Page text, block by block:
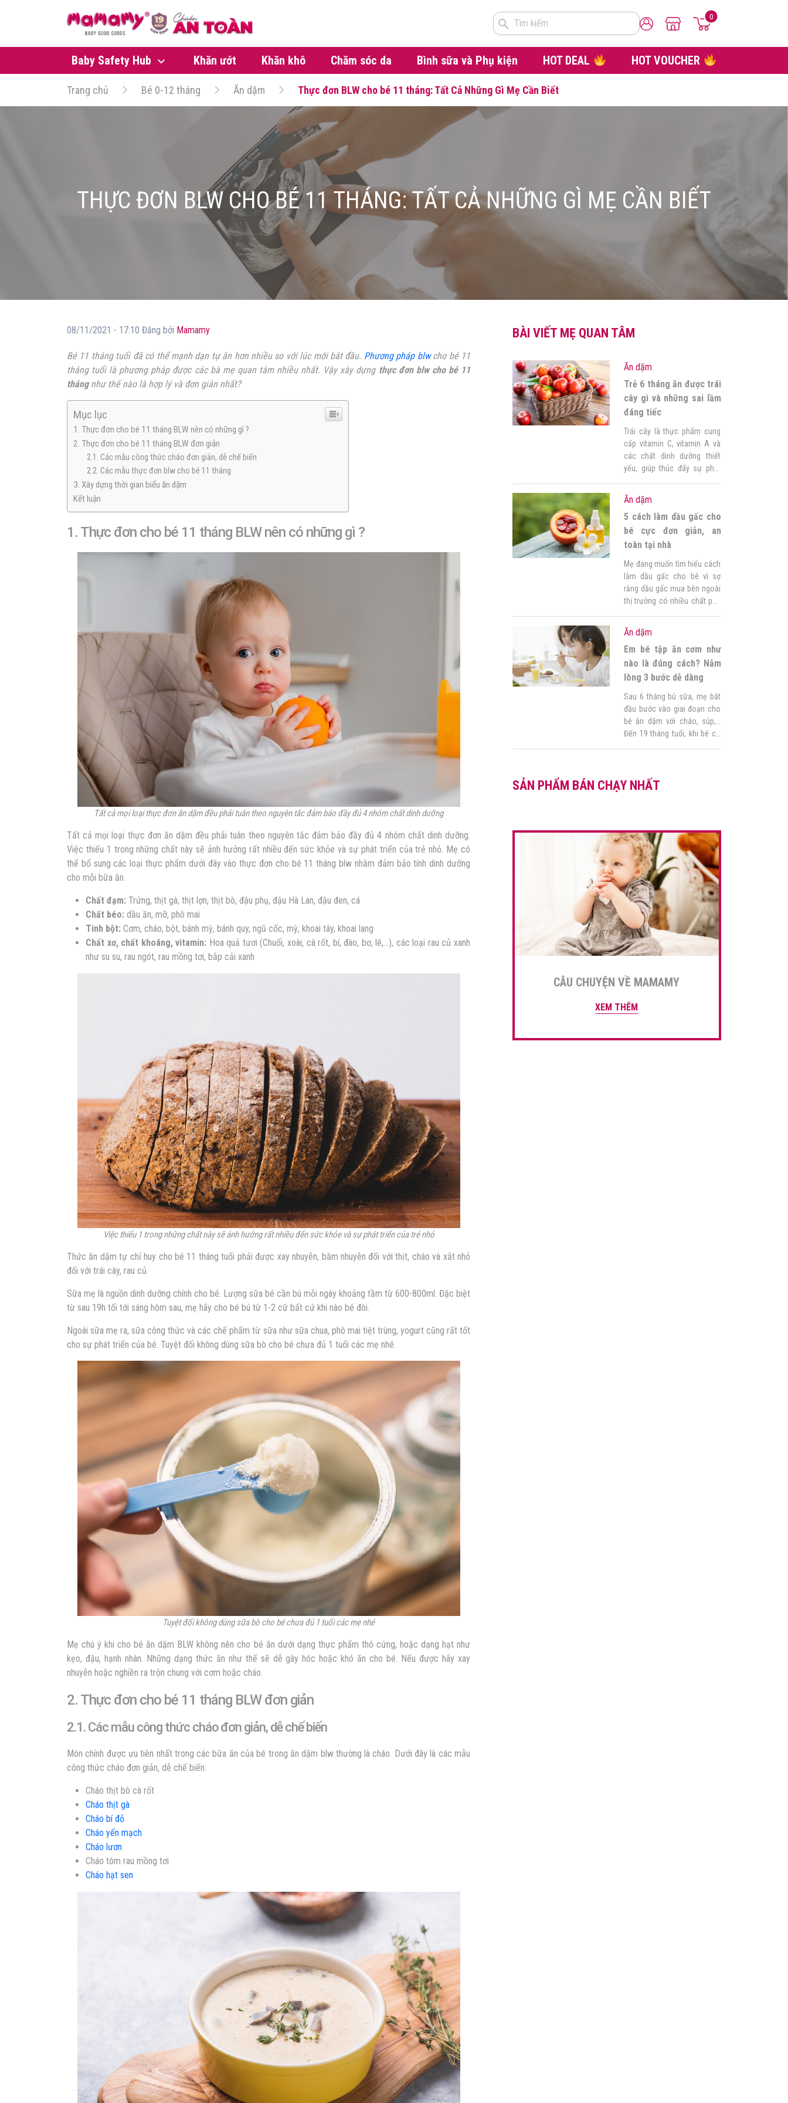
Tìm kiếm
0
Baby Safety Hub Khăn ướt Khăn khô Chăm sóc da Bình sữa và Phụ kiện HOT DEAL HOT VOUCHER
Trang chủ Bé 0-12 tháng Ăn dặm Thực đơn BLW cho bé 11 tháng: Tất Cả Những Gì Mẹ Cần Biết
THỰC ĐƠN BLW CHO BÉ 11 THÁNG: TẤT CẢ NHỮNG GÌ MẸ CẦN BIẾT
08/11/2021 - 17:10 Đăng bởi Mamamy
Bé 11 tháng tuổi đã có thể mạnh dạn tự ăn hơn nhiều so với lúc mới bắt đầu. Phương pháp blwcho bé 11
tháng tuổi là phương pháp được các bà mẹ quan tâm nhiều nhất. Vậy xây dựng thực đơn blw cho bé 11
thángnhư thế nào là hợp lý và đơn giản nhất?
Mục lục
1. Thực đơn cho bé 11 tháng BLW nên có những gì ?
2. Thực đơn cho bé 11 tháng BLW đơn giản
2.1. Các mẫu công thức cháo đơn giản, dễ chế biến
2.2. Các mẫu thực đơn blw cho bé 11 tháng
3. Xây dựng thời gian biểu ăn dặm
Kết luận
1. Thực đơn cho bé 11 tháng BLW nên có những gì ?
Tất cả mọi loại thực đơn ăn dặm đều phải tuân theo nguyên tắc đảm bảo đầy đủ 4 nhóm chất dinh dưỡng
Tất cả mọi loại thực đơn ăn dặm đều phải tuân theo nguyên tắc đảm bảo đầy đủ 4 nhóm chất dinh dưỡng.
Việc thiếu 1 trong những chất này sẽ ảnh hưởng rất nhiều đến sức khỏe và sự phát triển của trẻ nhỏ. Mẹ có
thể bổ sung các loại thực phẩm dưới đây vào thực đơn cho bé 11 tháng blw nhằm đảm bảo tính dinh dưỡng
cho mỗi bữa ăn.
Chất đạm: Trứng, thịt gà, thịt lợn, thịt bò, đậu phụ, đậu Hà Lan, đậu đen, cá
Chất béo: dầu ăn, mỡ, phô mai
Tinh bột: Cơm, cháo, bột, bánh mỳ, bánh quy, ngũ cốc, mỳ, khoai tây, khoai lang
Chất xơ, chất khoáng, vitamin: Hoa quả tươi (Chuối, xoài, cà rốt, bí, đào, bơ, lê,…), các loại rau củ xanh
như su su, rau ngót, rau mồng tơi, bắp cải xanh
Việc thiếu 1 trong những chất này sẽ ảnh hưởng rất nhiều đến sức khỏe và sự phát triển của trẻ nhỏ
Thức ăn dặm tự chỉ huy cho bé 11 tháng tuổi phải được xay nhuyễn, băm nhuyễn đối với thịt, cháo và xắt nhỏ
đối với trái cây, rau củ.
Sữa mẹ là nguồn dinh dưỡng chính cho bé. Lượng sữa bé cần bú mỗi ngày khoảng tầm từ 600-800ml. Đặc biệt
từ sau 19h tối tới sáng hôm sau, mẹ hãy cho bé bú từ 1-2 cữ bất cứ khi nào bé đòi.
Ngoài sữa mẹ ra, sữa công thức và các chế phẩm từ sữa như sữa chua, phô mai tiệt trùng, yogurt cũng rất tốt
cho sự phát triển của bé. Tuyệt đối không dùng sữa bò cho bé chưa đủ 1 tuổi các mẹ nhé.
Tuyệt đối không dùng sữa bò cho bé chưa đủ 1 tuổi các mẹ nhé
Mẹ chú ý khi cho bé ăn dặm BLW không nên cho bé ăn dưới dạng thực phẩm thô cứng, hoặc dạng hạt như
kẹo, đậu, hạnh nhân. Những dạng thức ăn như thế sẽ dễ gây hóc hoặc khó ăn cho bé. Nếu được hãy xay
nhuyễn hoặc nghiền ra trộn chung với cơm hoặc cháo.
2. Thực đơn cho bé 11 tháng BLW đơn giản
2.1. Các mẫu công thức cháo đơn giản, dễ chế biến
Món chính được ưu tiên nhất trong các bữa ăn của bé trong ăn dặm blw thường là cháo. Dưới đây là các mẫu
công thức cháo đơn giản, dễ chế biến:
Cháo thịt bò cà rốt
Cháo thịt gà
Cháo bí đỏ
Cháo yến mạch
Cháo lươn
Cháo tôm rau mồng tơi
Cháo hạt sen
BÀI VIẾT MẸ QUAN TÂM
Ăn dặm
Trẻ 6 tháng ăn được trái
cây gì và những sai lầm
đáng tiếc
Trái cây là thực phẩm cung
cấp vitamin C, vitamin A và
các chất dinh dưỡng thiết
yếu, giúp thúc đẩy sự phát
cơ thể bé và giúp bé khỏe
mạnh. Theo các chuyên gia,
bé 6 tháng tuổi là thời điểm
tốt nhất để mẹ bổ sung […]
Ăn dặm
5 cách làm dầu gấc cho
bé cực đơn giản, an
toàn tại nhà
Mẹ đang muốn tìm hiểu cách
làm dầu gấc cho bé vì sợ
rằng dầu gấc mua bên ngoài
thị trường có nhiều chất phụ
sức khoẻ của con? Bí quyết
cho mẹ đây ạ! Góc của mẹ
sẽ bật mí cách làm dầu gấc
nguyên chất cực đơn […]
Ăn dặm
Em bé tập ăn cơm như
nào là đúng cách? Nằm
lòng 3 bước dễ dàng
Sau 6 tháng bú sữa, mẹ bắt
đầu bước vào giai đoạn cho
bé ăn dặm với cháo, súp,…
Đến 19 tháng tuổi, khi bé có
phát triển khỏe mạnh cứng
SẢN PHẨM BÁN CHẠY NHẤT
CÂU CHUYỆN VỀ MAMAMY
XEM THÊM